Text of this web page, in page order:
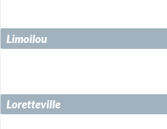
Limoilou
Loretteville